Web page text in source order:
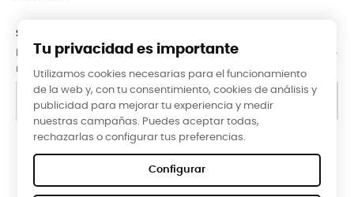
SUBCRÍBETE A LA NEWSLETTER
Puede darse de baja en cualquier momento. Para ello, consulte
nuestra información de contacto en el aviso legal.
Google Reviews
Tu privacidad es importante
Utilizamos cookies necesarias para el funcionamiento
de la web y, con tu consentimiento, cookies de análisis y
publicidad para mejorar tu experiencia y medir
nuestras campañas. Puedes aceptar todas,
rechazarlas o configurar tus preferencias.
Configurar